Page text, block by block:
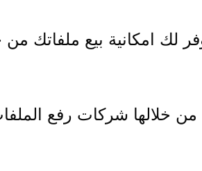
لك امكانية بيع ملفاتك من
خلالها شركات رفع